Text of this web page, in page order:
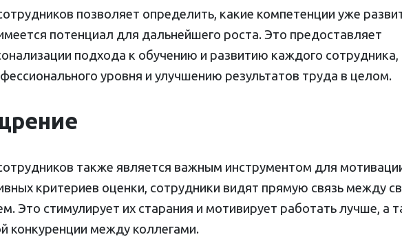
позволяет определить, какие компетенции уже
потенциал для дальнейшего роста. Это предоставляет
подхода к обучению и развитию каждого сотрудника,
уровня и улучшению результатов труда в целом.
также является важным инструментом для
критериев оценки, сотрудники видят прямую связь между
Это стимулирует их старания и мотивирует работать лучше, а
конкуренции между коллегами.